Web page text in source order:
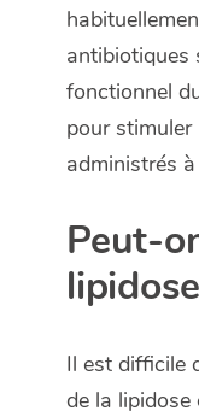
antibiotiques
fonctionnel
pour
administrés à
Peut-
Il est difficile
de la lipidose